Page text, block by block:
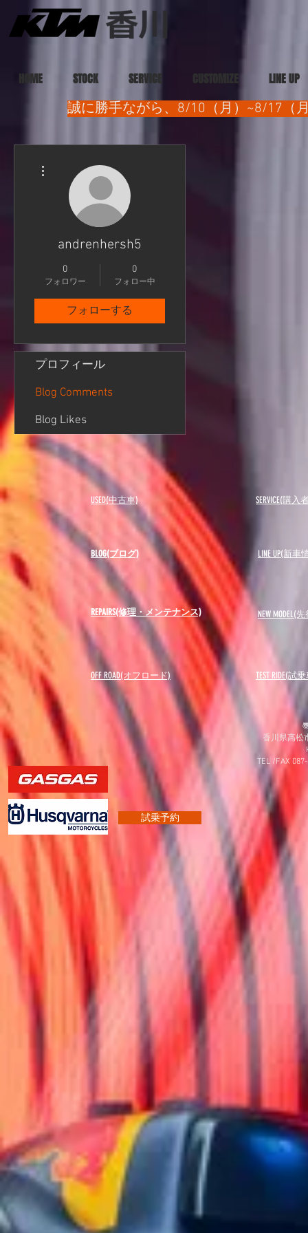
HOME STOCK SERVICE CUSTOMIZE LINE UP
誠に勝手ながら、8/10（月）~8/17（
andrenhersh5
0
フォロワー
0
フォロー中
フォローする
プロフィール
Blog Comments
Blog Likes
USED(中古車) SERVICE(購
BLOG(ブログ) LINE UP(新車
REPAIRS(修理・メンテナンス) NEW MODEL(先
OFF ROAD(オフロード) ​TEST RIDE(試
試乗予約
香川県高松
TEL /FAX